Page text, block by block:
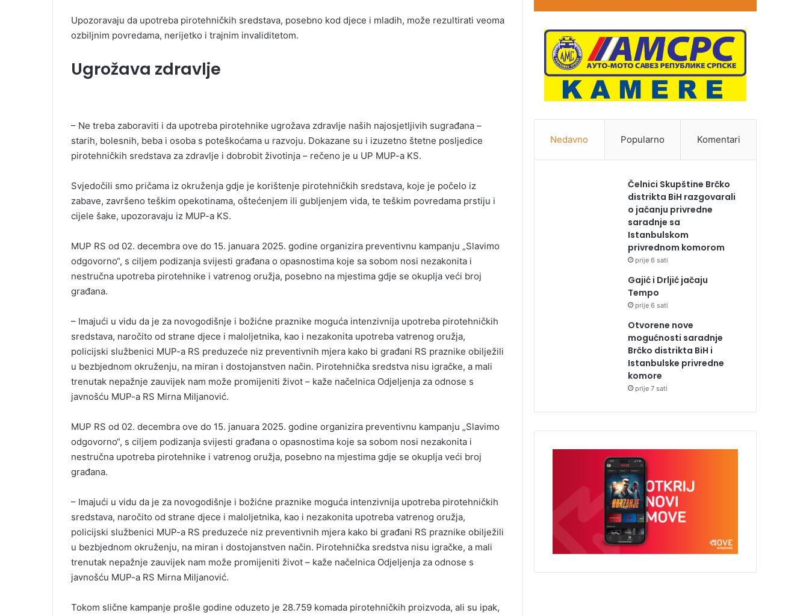
Upozoravaju da upotreba pirotehničkih sredstava, posebno kod djece i mladih, može rezultirati veoma
ozbiljnim povredama, nerijetko i trajnim invaliditetom.
Ugrožava zdravlje
– Ne treba zaboraviti i da upotreba pirotehnike ugrožava zdravlje naših najosjetljivih sugrađana –
starih, bolesnih, beba i osoba s poteškoćama u razvoju. Dokazane su i izuzetno štetne posljedice
pirotehničkih sredstava za zdravlje i dobrobit životinja – rečeno je u UP MUP-a KS.
Svjedočili smo pričama iz okruženja gdje je korištenje pirotehničkih sredstava, koje je počelo iz
zabave, završeno teškim opekotinama, oštećenjem ili gubljenjem vida, te teškim povredama prstiju i
cijele šake, upozoravaju iz MUP-a KS.
MUP RS od 02. decembra ove do 15. januara 2025. godine organizira preventivnu kampanju „Slavimo
odgovorno“, s ciljem podizanja svijesti građana o opasnostima koje sa sobom nosi nezakonita i
nestručna upotreba pirotehnike i vatrenog oružja, posebno na mjestima gdje se okuplja veći broj
građana.
– Imajući u vidu da je za novogodišnje i božićne praznike moguća intenzivnija upotreba pirotehničkih
sredstava, naročito od strane djece i maloljetnika, kao i nezakonita upotreba vatrenog oružja,
policijski službenici MUP-a RS preduzeće niz preventivnih mjera kako bi građani RS praznike obilježili
u bezbjednom okruženju, na miran i dostojanstven način. Pirotehnička sredstva nisu igračke, a mali
trenutak nepažnje zauvijek nam može promijeniti život – kaže načelnica Odjeljenja za odnose s
javnošću MUP-a RS Mirna Miljanović.
MUP RS od 02. decembra ove do 15. januara 2025. godine organizira preventivnu kampanju „Slavimo
odgovorno“, s ciljem podizanja svijesti građana o opasnostima koje sa sobom nosi nezakonita i
nestručna upotreba pirotehnike i vatrenog oružja, posebno na mjestima gdje se okuplja veći broj
građana.
– Imajući u vidu da je za novogodišnje i božićne praznike moguća intenzivnija upotreba pirotehničkih
sredstava, naročito od strane djece i maloljetnika, kao i nezakonita upotreba vatrenog oružja,
policijski službenici MUP-a RS preduzeće niz preventivnih mjera kako bi građani RS praznike obilježili
u bezbjednom okruženju, na miran i dostojanstven način. Pirotehnička sredstva nisu igračke, a mali
trenutak nepažnje zauvijek nam može promijeniti život – kaže načelnica Odjeljenja za odnose s
javnošću MUP-a RS Mirna Miljanović.
Tokom slične kampanje prošle godine oduzeto je 28.759 komada pirotehničkih proizvoda, ali su ipak,
Nedavno Popularno Komentari
Čelnici Skupštine Brčko
distrikta BiH razgovarali
o jačanju privredne
saradnje sa
Istanbulskom
privrednom komorom
prije 6 sati
Gajić i Drljić jačaju
Tempo
prije 6 sati
Otvorene nove
mogućnosti saradnje
Brčko distrikta BiH i
Istanbulske privredne
komore
prije 7 sati